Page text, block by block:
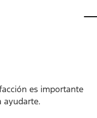
es importante
ayudarte.